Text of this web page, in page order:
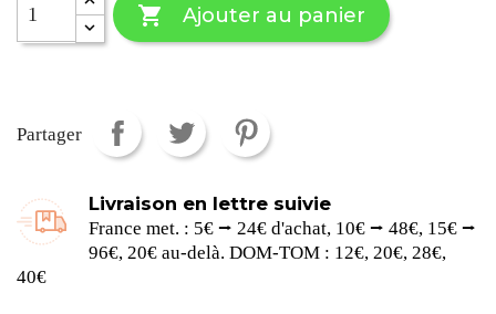
 Ajouter au panier
Partager
Livraison en lettre suivie
France met. : 5€ ⭢ 24€ d'achat, 10€ ⭢ 48€, 15€ ⭢
96€, 20€ au-delà. DOM-TOM : 12€, 20€, 28€,
40€